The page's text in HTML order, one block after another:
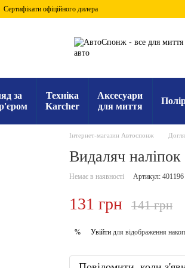
Сертифікати офіційного дилера
за
Техніка
Karcher
Аксесуари
для миття
Інтернет-магазин Автоспонж
Видаляч
Немає в наявності Артикул: 401196
131 грн 141 грн
% Увійтидля відображення